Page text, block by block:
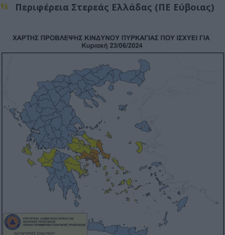
Περιφέρεια Στερεάς Ελλάδας (ΠΕ Εύβοιας)